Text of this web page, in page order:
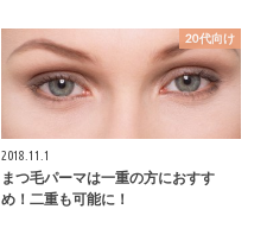
20代向け
2018.11.1
まつ毛パーマは一重の方におすす
め！二重も可能に！